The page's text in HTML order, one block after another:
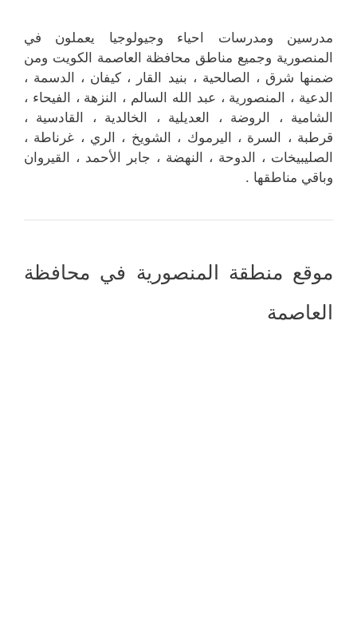
مدرسين ومدرسات احياء وجيولوجيا يعملون في
المنصورية وجميع مناطق محافظة العاصمة الكويت ومن
ضمنها شرق ، الصالحية ، بنيد القار ، كيفان ، الدسمة ،
الدعية ، المنصورية ، عبد الله السالم ، النزهة ، الفيحاء ،
الشامية ، الروضة ، العديلية ، الخالدية ، القادسية ،
قرطبة ، السرة ، اليرموك ، الشويخ ، الري ، غرناطة ،
الصليبيخات ، الدوحة ، النهضة ، جابر الأحمد ، القيروان
وباقي مناطقها .
موقع منطقة المنصورية في محافظة
العاصمة